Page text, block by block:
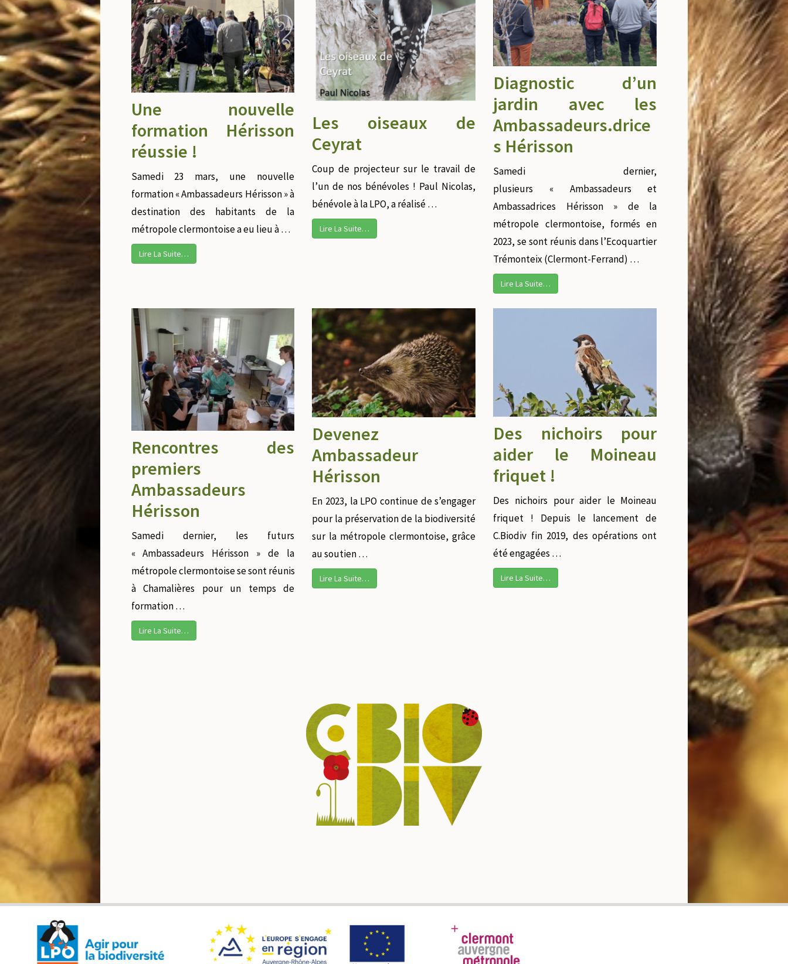
Une nouvelle
formation Hérisson
réussie !
Samedi 23 mars, une nouvelle
formation « Ambassadeurs Hérisson » à
destination des habitants de la
métropole clermontoise a eu lieu à …
Lire La Suite…
Les oiseaux de
Ceyrat
Coup de projecteur sur le travail de
l’un de nos bénévoles ! Paul Nicolas,
bénévole à la LPO, a réalisé …
Lire La Suite…
Diagnostic d’un
jardin avec les
Ambassadeurs.drice
s Hérisson
Samedi dernier,
plusieurs « Ambassadeurs et
Ambassadrices Hérisson » de la
métropole clermontoise, formés en
2023, se sont réunis dans l’Ecoquartier
Trémonteix (Clermont-Ferrand) …
Lire La Suite…
Rencontres des
premiers
Ambassadeurs
Hérisson
Samedi dernier, les futurs
« Ambassadeurs Hérisson » de la
métropole clermontoise se sont réunis
à Chamalières pour un temps de
formation …
Lire La Suite…
Devenez
Ambassadeur
Hérisson
En 2023, la LPO continue de s’engager
pour la préservation de la biodiversité
sur la métropole clermontoise, grâce
au soutien …
Lire La Suite…
Des nichoirs pour
aider le Moineau
friquet !
Des nichoirs pour aider le Moineau
friquet ! Depuis le lancement de
C.Biodiv fin 2019, des opérations ont
été engagées …
Lire La Suite…